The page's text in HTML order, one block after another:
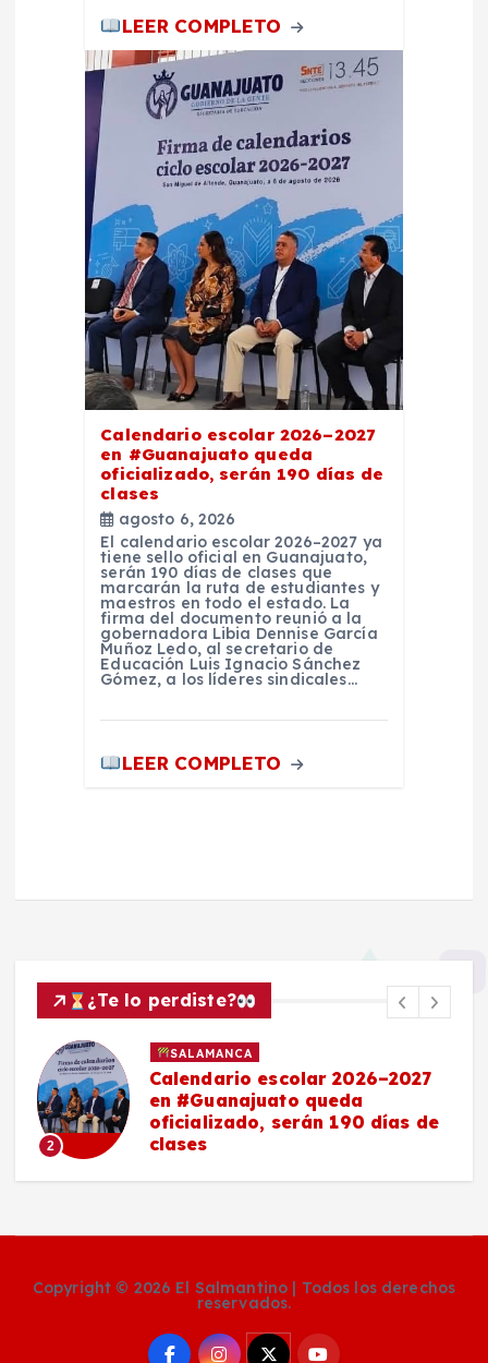
LEER COMPLETO
Calendario escolar 2026–2027
en #Guanajuato queda
oficializado, serán 190 días de
clases
agosto 6, 2026
El calendario escolar 2026–2027 ya
tiene sello oficial en Guanajuato,
serán 190 días de clases que
marcarán la ruta de estudiantes y
maestros en todo el estado. La
firma del documento reunió a la
gobernadora Libia Dennise García
Muñoz Ledo, al secretario de
Educación Luis Ignacio Sánchez
Gómez, a los líderes sindicales…
LEER COMPLETO
¿Te lo perdiste?
2
SALAMANCA
Calendario escolar 2026–2027
en #Guanajuato queda
oficializado, serán 190 días de
clases
Copyright © 2026 El Salmantino | Todos los derechos
reservados.